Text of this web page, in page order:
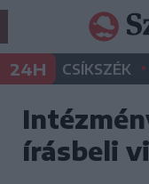
24H CSÍKSZÉK •
írásbeli